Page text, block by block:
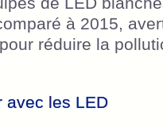
à 2015,
réduire la
avec les LED